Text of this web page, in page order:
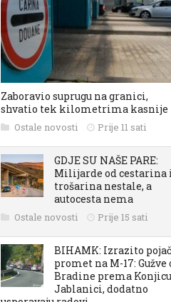
Zaboravio suprugu na granici,
shvatio tek kilometrima kasnije
Ostale novosti Prije 11 sati
GDJE SU NAŠE PARE:
Milijarde od cestarina
trošarina nestale, a
autocesta nema
Ostale novosti Prije 15 sati
BIHAMK: Izrazito
promet na M-17: Gužve
Bradine prema
Jablanici, dodatno